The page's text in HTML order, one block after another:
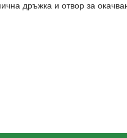
дръжка и отвор за